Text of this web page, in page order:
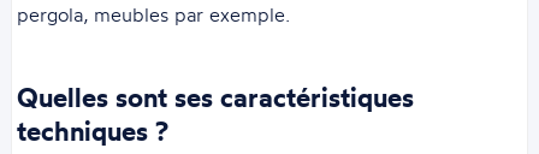
pergola, meubles par exemple.
Quelles sont ses caractéristiques
techniques ?